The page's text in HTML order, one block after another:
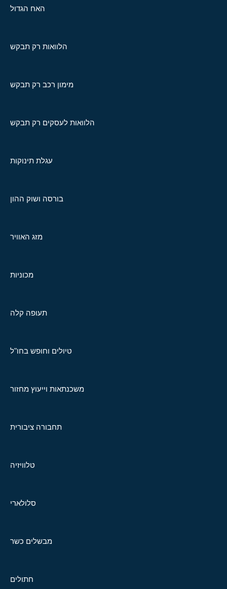
האח הגדול
הלוואות רק תבקש
מימון רכב רק תבקש
הלוואות לעסקים רק תבקש
עגלת תינוקות
בורסה ושוק ההון
מזג האוויר
מכוניות
תעופה קלה
טיולים וחופש בחו"ל
משכנתאות וייעוץ מחזור
תחבורה ציבורית
טלוויזיה
סלולארי
מבשלים כשר
חתולים